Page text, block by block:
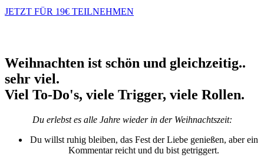
JETZT FÜR 19€ TEILNEHMEN
Weihnachten ist schön und gleichzeitig..
sehr viel.
Viel To-Do's, viele Trigger, viele Rollen.
Du erlebst es alle Jahre wieder in der Weihnachtszeit:
Du willst ruhig bleiben, das Fest der Liebe genießen, aber ein
Kommentar reicht und du bist getriggert.